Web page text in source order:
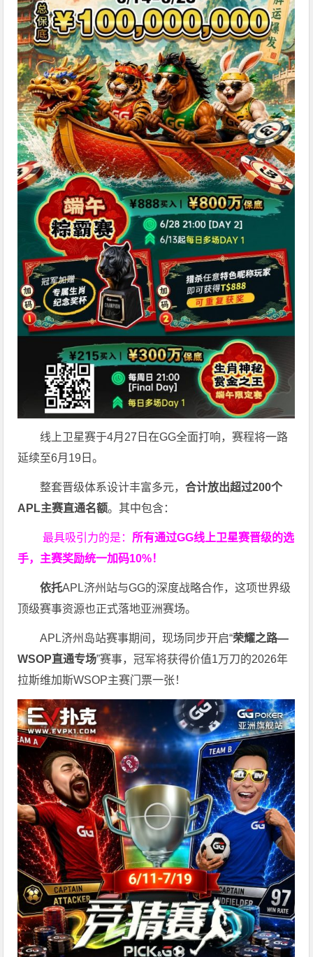
线上卫星赛于4月27日在GG全面打响，赛程将一路
延续至6月19日。
整套晋级体系设计丰富多元，合计放出超过200个
APL主赛直通名额。其中包含：
最具吸引力的是：所有通过GG线上卫星赛晋级的选
手，主赛奖励统一加码10%！
依托APL济州站与GG的深度战略合作，这项世界级
顶级赛事资源也正式落地亚洲赛场。
APL济州岛站赛事期间，现场同步开启“荣耀之路—
WSOP直通专场”赛事，冠军将获得价值1万刀的2026年
拉斯维加斯WSOP主赛门票一张！